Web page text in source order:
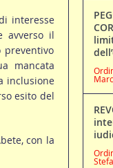
interesse
avverso il
preventivo
mancata
inclusione
esito del
con la